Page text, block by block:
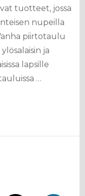
tuotteet, jossa
nupeilla
piirtotaulu
ja
lapsille
…